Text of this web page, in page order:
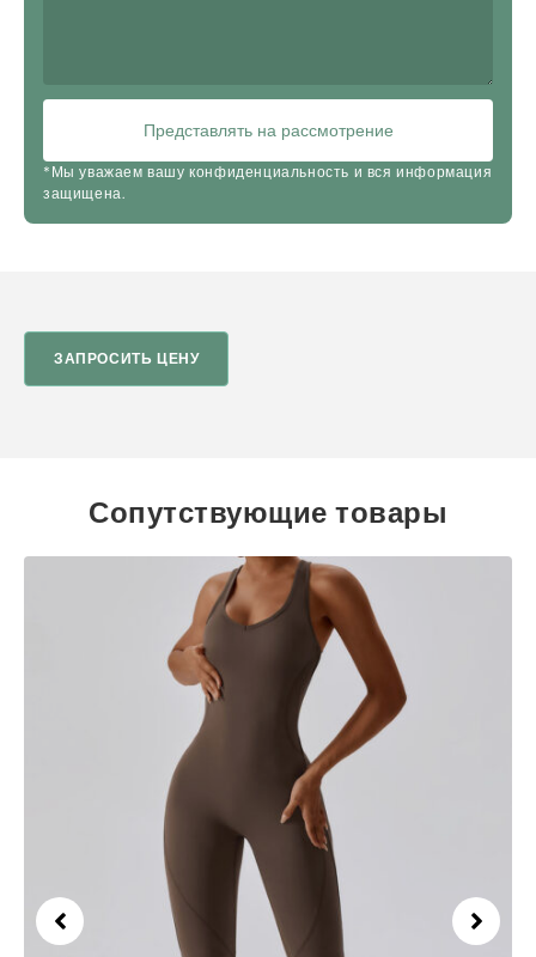
Представлять на рассмотрение
*Мы уважаем вашу конфиденциальность и вся информация
защищена.
ЗАПРОСИТЬ ЦЕНУ
Сопутствующие товары